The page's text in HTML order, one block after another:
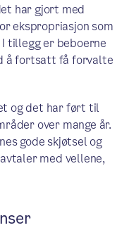
har gjort med
ekspropriasjon som
tillegg er beboerne
å fortsatt få forvalte
og det har ført til
over mange år.
gode skjøtsel og
med vellene,